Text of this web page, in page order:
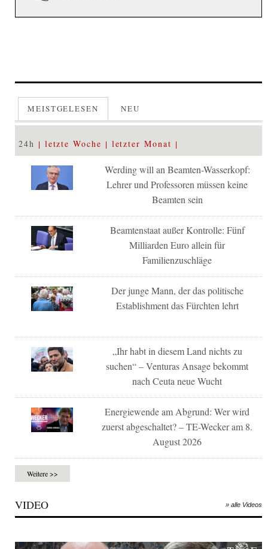
MEISTGELESEN NEU
24h letzte Woche letzter Monat
Werding will an Beamten-Wasserkopf:
Lehrer und Professoren müssen keine
Beamten sein
Beamtenstaat außer Kontrolle: Fünf
Milliarden Euro allein für
Familienzuschläge
Der junge Mann, der das politische
Establishment das Fürchten lehrt
„Ihr habt in diesem Land nichts zu
suchen“ – Venturas Ansage bekommt
nach Ceuta neue Wucht
Energiewende am Abgrund: Wer wird
zuerst abgeschaltet? – TE-Wecker am 8.
August 2026
Weitere >>
VIDEO » alle Videos